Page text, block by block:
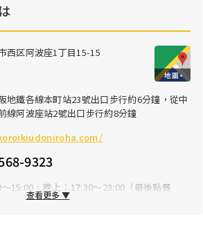
西区阿波座1丁目15-15
地鐵各線本町站23號出口步行約6分鐘，從中
線阿波座站2號出口步行約8分鐘
9323
15:00、晚上：17:30～23:00（最後點餐
六為17:30～23:00（最後點餐21:00）
查看更多 ▼